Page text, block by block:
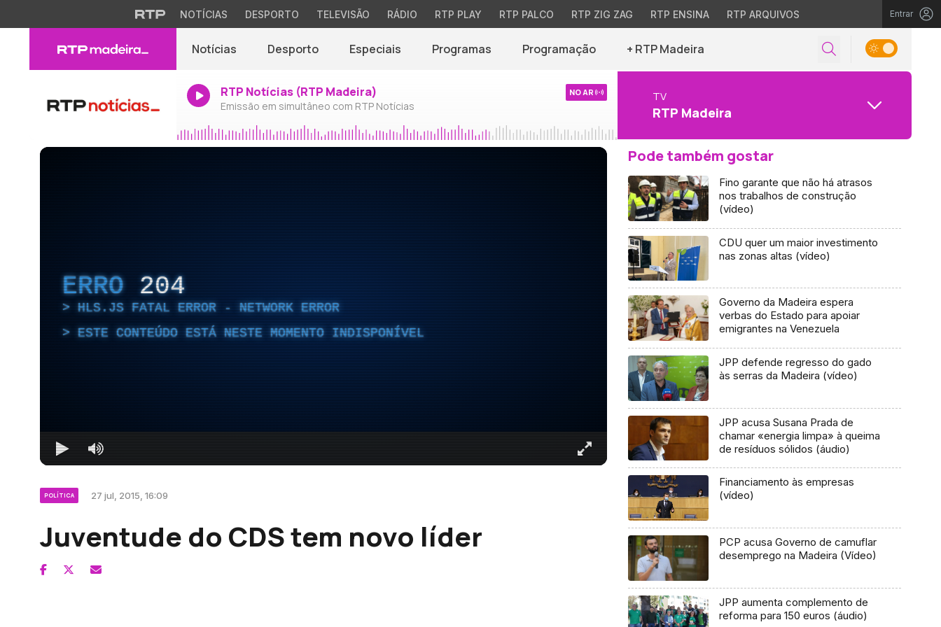
NOTÍCIAS DESPORTO TELEVISÃO RÁDIO RTP PLAY RTP PALCO RTP ZIG ZAG RTP ENSINA RTP ARQUIVOS Entrar
Notícias Desporto Especiais Programas Programação + RTP Madeira
RTP Notícias (RTP Madeira)
Emissão em simultâneo com RTP Notícias
NO AR TV
RTP Madeira
ERRO 204
HLS.JS FATAL ERROR - NETWORK ERROR
ESTE CONTEÚDO ESTÁ NESTE MOMENTO INDISPONÍVEL
POLÍTICA 27 jul, 2015, 16:09
Juventude do CDS tem novo líder
Pode também gostar
Fino garante que não há atrasos
nos trabalhos de construção
(vídeo)
CDU quer um maior investimento
nas zonas altas (vídeo)
Governo da Madeira espera
verbas do Estado para apoiar
emigrantes na Venezuela
JPP defende regresso do gado
às serras da Madeira (vídeo)
JPP acusa Susana Prada de
chamar «energia limpa» à queima
de resíduos sólidos (áudio)
Financiamento às empresas
(vídeo)
PCP acusa Governo de camuflar
desemprego na Madeira (Vídeo)
JPP aumenta complemento de
reforma para 150 euros (áudio)